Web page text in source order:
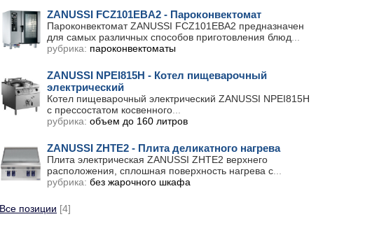
ZANUSSI FCZ101EBA2 - Пароконвектомат
Пароконвектомат ZANUSSI FCZ101EBA2 предназначен
для самых различных способов приготовления блюд
рубрика: пароконвектоматы
ZANUSSI NPEI815H - Котел пищеварочный
электрический
Котел пищеварочный электрический ZANUSSI NPEI815H
с прессостатом косвенного
рубрика: объем до 160 литров
ZANUSSI ZHTE2 - Плита деликатного нагрева
Плита электрическая ZANUSSI ZHTE2 верхнего
расположения, сплошная поверхность нагрева с
рубрика: без жарочного шкафа
Все позиции [4]